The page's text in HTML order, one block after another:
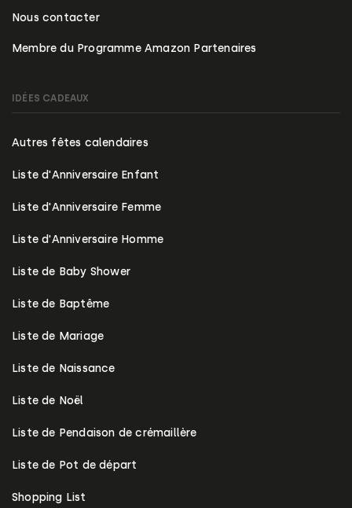
Nous contacter
Membre du Programme Amazon Partenaires
IDÉES CADEAUX
Autres fêtes calendaires
Liste d'Anniversaire Enfant
Liste d'Anniversaire Femme
Liste d'Anniversaire Homme
Liste de Baby Shower
Liste de Baptême
Liste de Mariage
Liste de Naissance
Liste de Noël
Liste de Pendaison de crémaillère
Liste de Pot de départ
Shopping List